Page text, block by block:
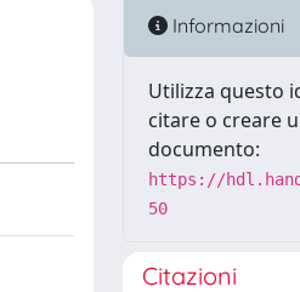
Informazioni
Utilizza questo
citare o creare
documento:
https://
50
Citazioni